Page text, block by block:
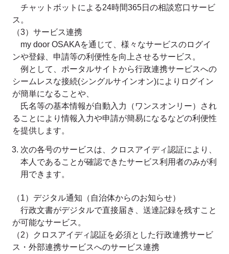
チャットボットによる24時間365日の相談窓口サービ
ス。
（3）サービス連携
my door OSAKAを通じて、様々なサービスのログイ
ンや登録、申請等の利便性を向上させるサービス。
例として、ポータルサイトから行政連携サービスへの
シームレスな接続(シングルサインオン)によりログイン
が簡単になることや、
氏名等の基本情報が自動入力（ワンスオンリー）され
ることにより情報入力や申請が簡易になるなどの利便性
を提供します。
次の各号のサービスは、クロスアイディ認証により、
本人であることが確認できたサービス利用者のみが利
用できます。
（1）デジタル通知（自治体からのお知らせ）
行政文書がデジタルで直接届き、送達記録を残すこと
が可能なサービス。
（2）クロスアイディ認証を必須とした行政連携サービ
ス・外部連携サービスへのサービス連携